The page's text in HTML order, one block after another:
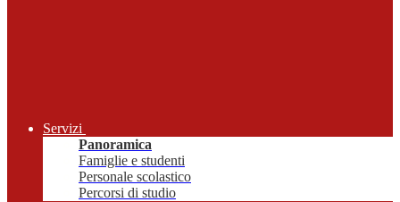
Servizi
Panoramica
Famiglie e studenti
Personale scolastico
Percorsi di studio